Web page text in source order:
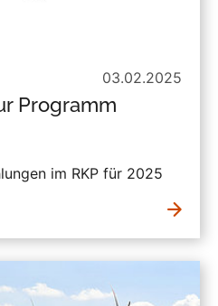
03.02.2025
Programm
im RKP für 2025